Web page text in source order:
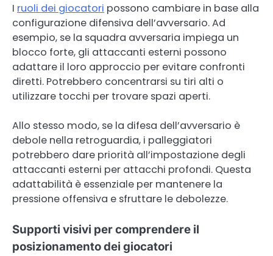
I ruoli dei giocatori possono cambiare in base alla
configurazione difensiva dell’avversario. Ad
esempio, se la squadra avversaria impiega un
blocco forte, gli attaccanti esterni possono
adattare il loro approccio per evitare confronti
diretti. Potrebbero concentrarsi su tiri alti o
utilizzare tocchi per trovare spazi aperti.
Allo stesso modo, se la difesa dell’avversario è
debole nella retroguardia, i palleggiatori
potrebbero dare priorità all’impostazione degli
attaccanti esterni per attacchi profondi. Questa
adattabilità è essenziale per mantenere la
pressione offensiva e sfruttare le debolezze.
Supporti visivi per comprendere il
posizionamento dei giocatori